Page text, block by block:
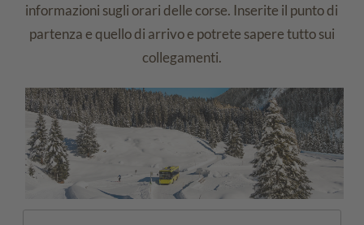
informazioni sugli orari delle corse. Inserite il punto di
partenza e quello di arrivo e potrete sapere tutto sui
collegamenti.